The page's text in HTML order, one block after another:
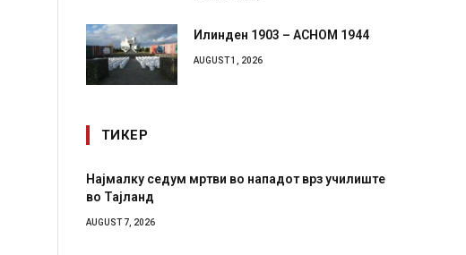
Илинден 1903 – АСНОМ 1944
AUGUST 1, 2026
ТИКЕР
Најмалку седум мртви во нападот врз училиште
во Тајланд
AUGUST 7, 2026
СОЗИС: